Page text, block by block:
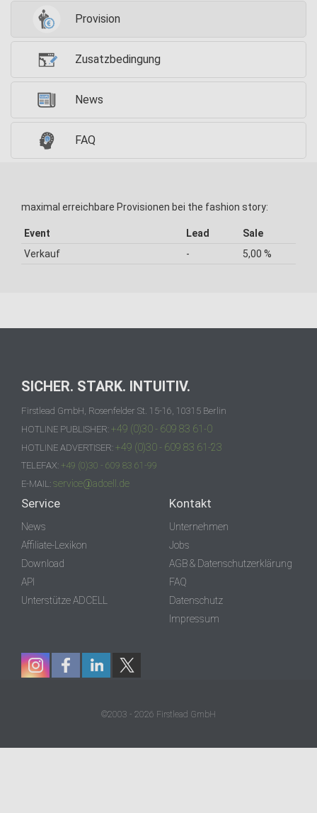
Provision
Zusatzbedingung
News
FAQ
maximal erreichbare Provisionen bei the fashion story:
Event Lead
Sale
Verkauf
- 5,00 %
SICHER. STARK. INTUITIV.
Firstlead GmbH, Rosenfelder St. 15-16, 10315 Berlin
HOTLINE PUBLISHER: +49 (0)30 - 609 83 61-0
HOTLINE ADVERTISER: +49 (0)30 - 609 83 61-23
TELEFAX: +49 (0)30 - 609 83 61-99
E-MAIL: service@adcell.de
Service
News
Affiliate-Lexikon
Download
API
Unterstütze ADCELL
Kontakt
Unternehmen
Jobs
AGB & Datenschutzerklärung
FAQ
Datenschutz
Impressum
©2003 - 2026 Firstlead GmbH